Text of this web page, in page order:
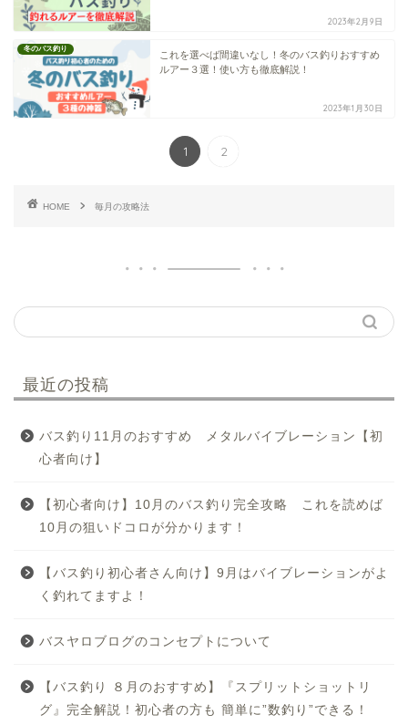
2023年2月9日
冬のバス釣り
これを選べば間違いなし！冬のバス釣りおすすめ
ルアー３選！使い方も徹底解説！
2023年1月30日
1 2
HOME 毎月の攻略法
最近の投稿
バス釣り11月のおすすめ メタルバイブレーション【初
心者向け】
【初心者向け】10月のバス釣り完全攻略 これを読めば
10月の狙いドコロが分かります！
【バス釣り初心者さん向け】9月はバイブレーションがよ
く釣れてますよ！
バスヤロブログのコンセプトについて
【バス釣り ８月のおすすめ】『スプリットショットリ
グ』完全解説！初心者の方も 簡単に”数釣り”できる！